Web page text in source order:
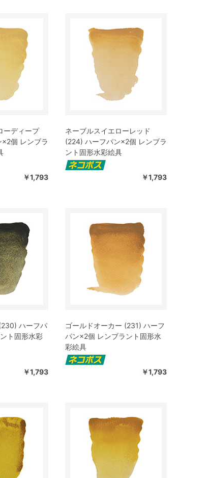
ーディープ
個 レンブラ
￥1,793
ネーブルスイエローレッド
(224) ハーフパン×2個 レンブラ
ント固形水彩絵具
￥1,793
ハーフパ
ト固形水彩
￥1,793
ゴールドオーカー (231) ハーフ
パン×2個 レンブラント固形水
彩絵具
￥1,793